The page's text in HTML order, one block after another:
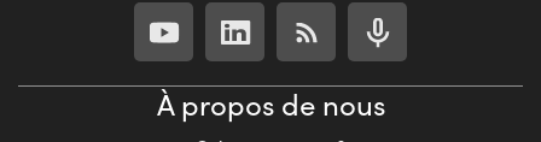
À propos de nous